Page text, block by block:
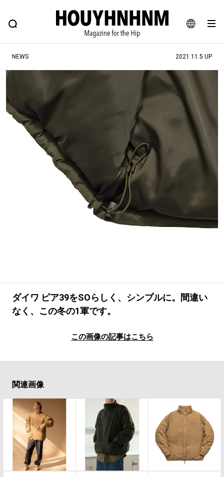
JA
EN
FEATURE BLOG SNAP
ヒップなファッション、カルチャー、ライフスタイルWEBマガジン
#注目のタグ
#SHOPPING ADDICT #憧れの逸品
#ESSENTIAL DESIGNS #古着サミット
#NEW VINTAGE #マイナーグッド図鑑
#路地裏てぃーん。 #MONTHLY JOURNAL
#GH 銘品の所以 #フイナムのYouTube
#FOCUS IT
#FASHION #MUSIC
#SNEAKER #OUTDOOR
NEWS 2021.11.5 UP
ダイワ ピア39をSOらしく、シンプルに。間違い
なく、この冬の1軍です。
この画像の記事はこちら
関連画像